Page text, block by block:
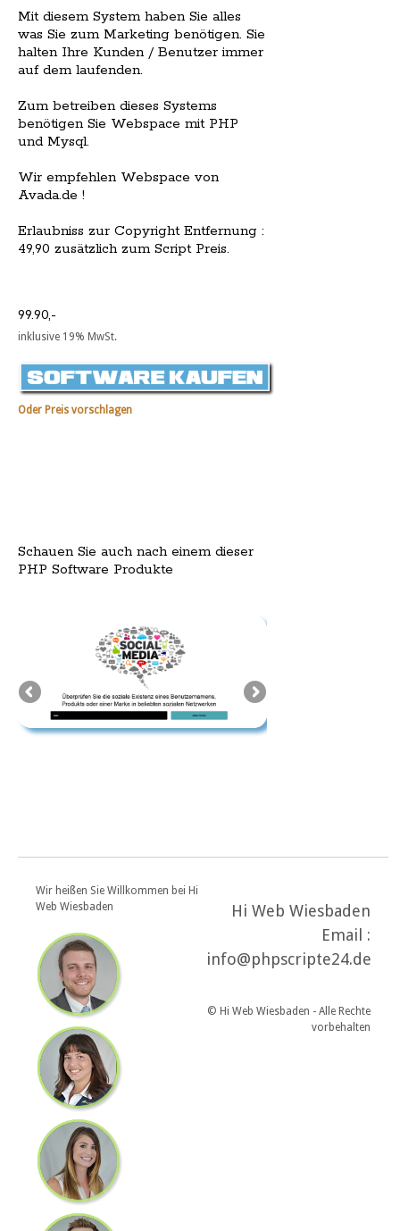
Mit diesem System haben Sie alles
was Sie zum Marketing benötigen. Sie
halten Ihre Kunden / Benutzer immer
auf dem laufenden.
Zum betreiben dieses Systems
benötigen Sie Webspace mit PHP
und Mysql.
Wir empfehlen Webspace von
Avada.de !
Erlaubniss zur Copyright Entfernung :
49,90 zusätzlich zum Script Preis.
99.90,-
inklusive 19% MwSt.
Oder Preis vorschlagen
Schauen Sie auch nach einem dieser
PHP Software Produkte
Wir heißen Sie Willkommen bei Hi
Web Wiesbaden
Hi Web Wiesbaden
Email :
info@phpscripte24.de
© Hi Web Wiesbaden - Alle Rechte
vorbehalten